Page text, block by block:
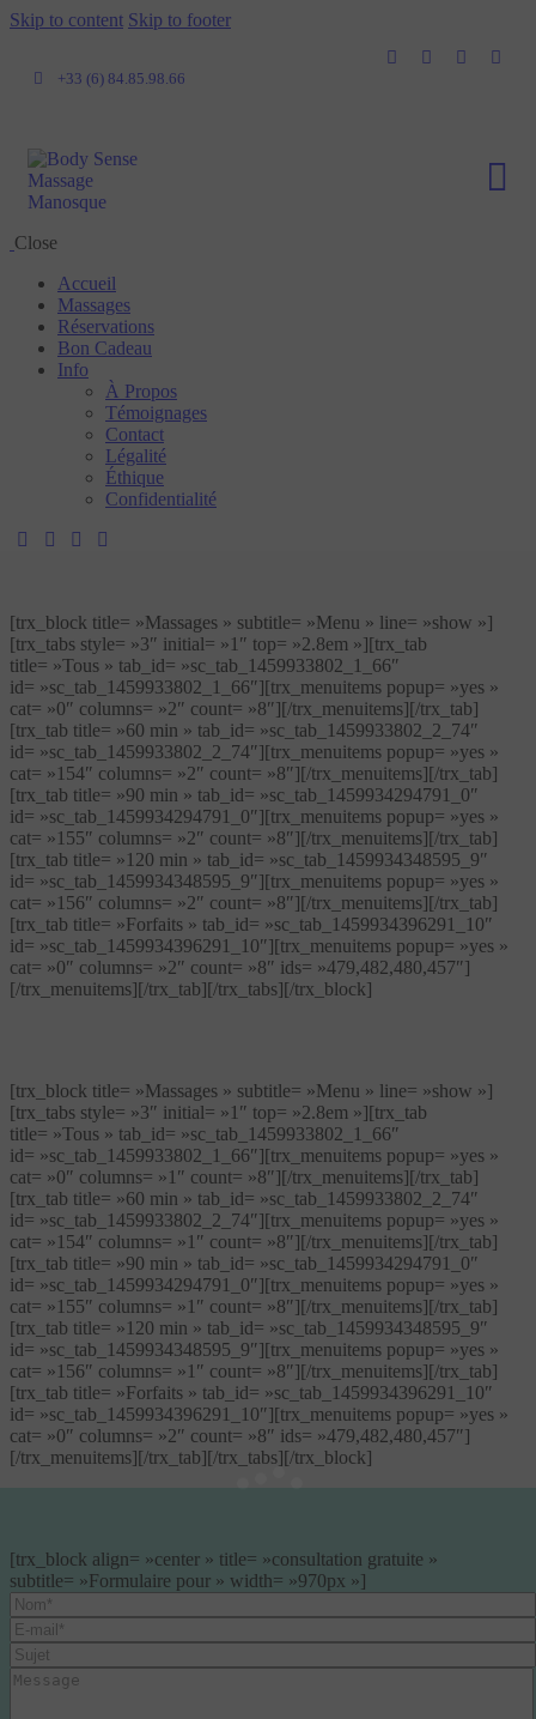
Skip to content Skip to footer
+33 (6) 84.85.98.66
Close
Accueil
Massages
Réservations
Bon Cadeau
Info
À Propos
Témoignages
Contact
Légalité
Éthique
Confidentialité
[trx_block title= »Massages » subtitle= »Menu » line= »show »]
[trx_tabs style= »3″ initial= »1″ top= »2.8em »][trx_tab
title= »Tous » tab_id= »sc_tab_1459933802_1_66″
id= »sc_tab_1459933802_1_66″][trx_menuitems popup= »yes »
cat= »0″ columns= »2″ count= »8″][/trx_menuitems][/trx_tab]
[trx_tab title= »60 min » tab_id= »sc_tab_1459933802_2_74″
id= »sc_tab_1459933802_2_74″][trx_menuitems popup= »yes »
cat= »154″ columns= »2″ count= »8″][/trx_menuitems][/trx_tab]
[trx_tab title= »90 min » tab_id= »sc_tab_1459934294791_0″
id= »sc_tab_1459934294791_0″][trx_menuitems popup= »yes »
cat= »155″ columns= »2″ count= »8″][/trx_menuitems][/trx_tab]
[trx_tab title= »120 min » tab_id= »sc_tab_1459934348595_9″
id= »sc_tab_1459934348595_9″][trx_menuitems popup= »yes »
cat= »156″ columns= »2″ count= »8″][/trx_menuitems][/trx_tab]
[trx_tab title= »Forfaits » tab_id= »sc_tab_1459934396291_10″
id= »sc_tab_1459934396291_10″][trx_menuitems popup= »yes »
cat= »0″ columns= »2″ count= »8″ ids= »479,482,480,457″]
[/trx_menuitems][/trx_tab][/trx_tabs][/trx_block]
[trx_block title= »Massages » subtitle= »Menu » line= »show »]
[trx_tabs style= »3″ initial= »1″ top= »2.8em »][trx_tab
title= »Tous » tab_id= »sc_tab_1459933802_1_66″
id= »sc_tab_1459933802_1_66″][trx_menuitems popup= »yes »
cat= »0″ columns= »1″ count= »8″][/trx_menuitems][/trx_tab]
[trx_tab title= »60 min » tab_id= »sc_tab_1459933802_2_74″
id= »sc_tab_1459933802_2_74″][trx_menuitems popup= »yes »
cat= »154″ columns= »1″ count= »8″][/trx_menuitems][/trx_tab]
[trx_tab title= »90 min » tab_id= »sc_tab_1459934294791_0″
id= »sc_tab_1459934294791_0″][trx_menuitems popup= »yes »
cat= »155″ columns= »1″ count= »8″][/trx_menuitems][/trx_tab]
[trx_tab title= »120 min » tab_id= »sc_tab_1459934348595_9″
id= »sc_tab_1459934348595_9″][trx_menuitems popup= »yes »
cat= »156″ columns= »1″ count= »8″][/trx_menuitems][/trx_tab]
[trx_tab title= »Forfaits » tab_id= »sc_tab_1459934396291_10″
id= »sc_tab_1459934396291_10″][trx_menuitems popup= »yes »
cat= »0″ columns= »2″ count= »8″ ids= »479,482,480,457″]
[/trx_menuitems][/trx_tab][/trx_tabs][/trx_block]
[trx_block align= »center » title= »consultation gratuite »
subtitle= »Formulaire pour » width= »970px »]